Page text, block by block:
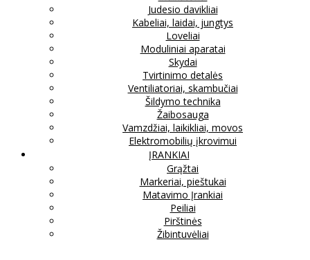
Judesio davikliai
Kabeliai, laidai, jungtys
Loveliai
Moduliniai aparatai
Skydai
Tvirtinimo detalės
Ventiliatoriai, skambučiai
Šildymo technika
Žaibosauga
Vamzdžiai, laikikliai, movos
Elektromobilių įkrovimui
ĮRANKIAI
Grąžtai
Markeriai, pieštukai
Matavimo Įrankiai
Peiliai
Pirštinės
Žibintuvėliai